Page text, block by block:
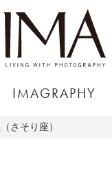
IMAGRAPHY
さそり座）